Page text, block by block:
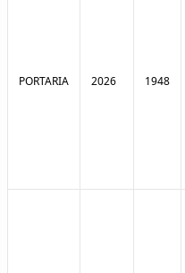
PORTARIA 2026 1948